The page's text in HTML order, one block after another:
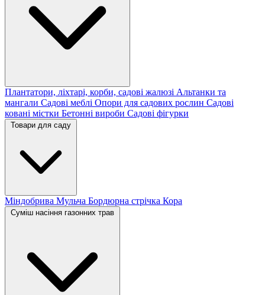
Плантатори, ліхтарі, корби, садові жалюзі Альтанки та
мангали Садові меблі Опори для садових рослин Садові
ковані містки Бетонні вироби Садові фігурки
Товари для саду
Міндобрива Мульча Бордюрна стрічка Кора
Суміш насіння газонних трав